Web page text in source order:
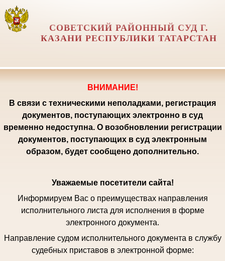
СОВЕТСКИЙ РАЙОННЫЙ СУД Г.
КАЗАНИ РЕСПУБЛИКИ ТАТАРСТАН
ВНИМАНИЕ!
В связи с техническими неполадками, регистрация
документов, поступающих электронно в суд
временно недоступна. О возобновлении регистрации
документов, поступающих в суд электронным
образом, будет сообщено дополнительно.
Уважаемые посетители сайта!
Информируем Вас о преимуществах направления
исполнительного листа для исполнения в форме
электронного документа.
Направление судом исполнительного документа в службу
судебных приставов в электронной форме: